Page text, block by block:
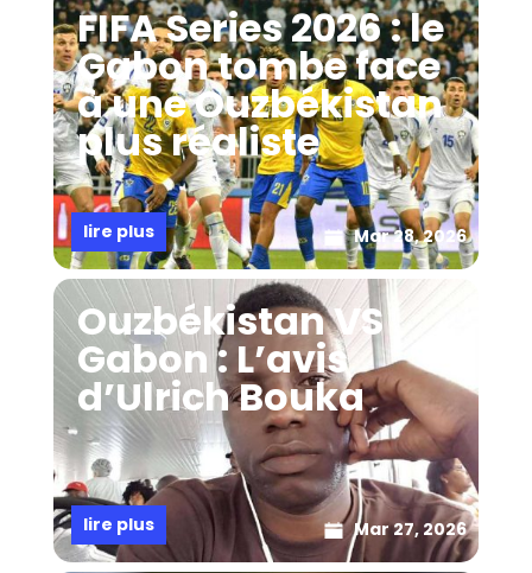
FIFA Series 2026 : le
Gabon tombe face
à une Ouzbékistan
plus réaliste
Mar 28, 2026
lire plus
Ouzbékistan VS
Gabon : L’avis
d’Ulrich Bouka
Mar 27, 2026
lire plus